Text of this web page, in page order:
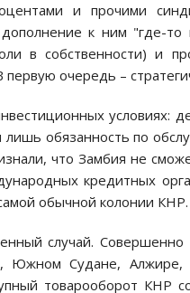
и прочими
к ним "где-
в собственности) и
первую очередь –
условиях:
обязанность по
что Замбия не
кредитных
обычной колонии
случай. Совершенно
, Южном Судане, Алжире,
товарооборот КНР